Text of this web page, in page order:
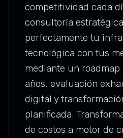
competitividad cada
consultoría
perfectamente tu
tecnológica con tus
mediante un
años, evaluación
digital y
planificada.
de costos a motor de